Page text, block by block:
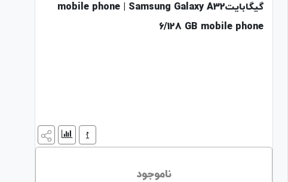
گیگابایتmobile phone | Samsung Galaxy A32
6/128 GB mobile phone
ناموجود